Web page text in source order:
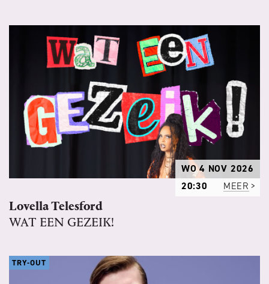
WO 4 NOV 2026
20:30
MEER
Lovella Telesford
WAT EEN GEZEIK!
TRY-OUT